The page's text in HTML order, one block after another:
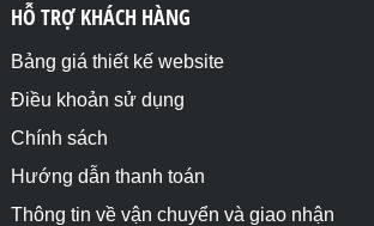
HỖ TRỢ KHÁCH HÀNG
Bảng giá thiết kế website
Điều khoản sử dụng
Chính sách
Hướng dẫn thanh toán
Thông tin về vận chuyển và giao nhận